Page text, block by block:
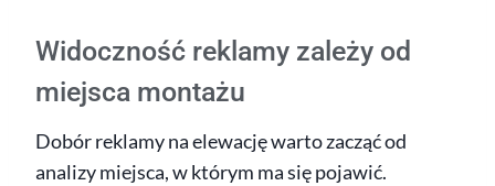
Widoczność reklamy zależy od
miejsca montażu
Dobór reklamy na elewację warto zacząć od
analizy miejsca, w którym ma się pojawić.